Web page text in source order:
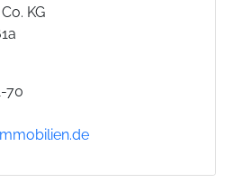
KG
70